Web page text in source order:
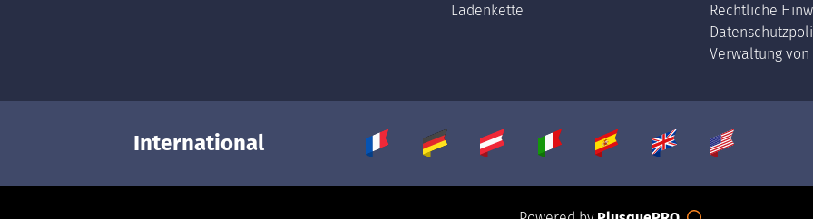
Ladenkette
Rechtliche
Verwaltung von
International